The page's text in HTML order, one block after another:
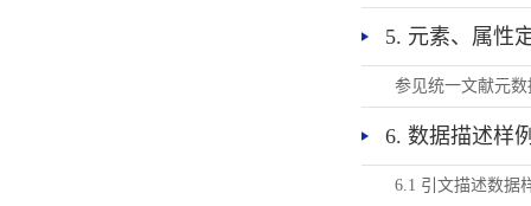
5. 元素、属性
参见统一文献元
6. 数据描述样
6.1 引文描述数据